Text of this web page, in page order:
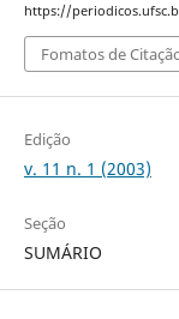
https://
Fomatos de
Edição
v. 11 n. 1 (2003)
Seção
SUMÁRIO